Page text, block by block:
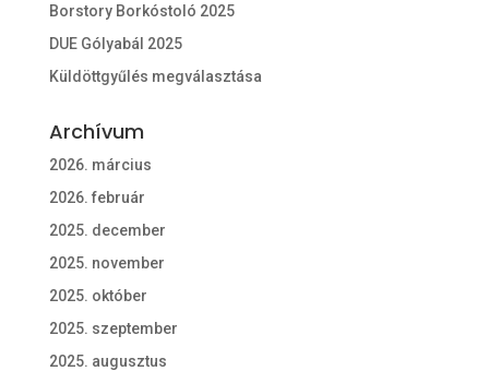
Borstory Borkóstoló 2025
DUE Gólyabál 2025
Küldöttgyűlés megválasztása
Archívum
2026. március
2026. február
2025. december
2025. november
2025. október
2025. szeptember
2025. augusztus